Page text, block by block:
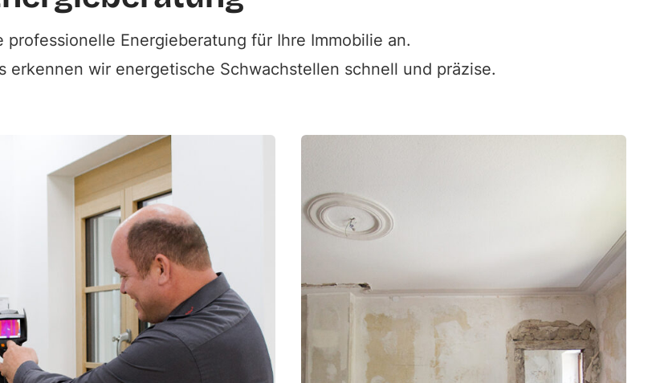
Energieberatung für Ihre Immobilie an.
erkennen wir energetische Schwachstellen schnell und präzise.